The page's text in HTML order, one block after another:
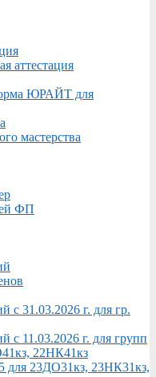
аттестация
ЮРАЙТ для
мастерства
ФП
с 31.03.2026 г. для гр.
с 11.03.2026 г. для групп
22НК41кз
для 23ДО31кз, 23НК31кз,